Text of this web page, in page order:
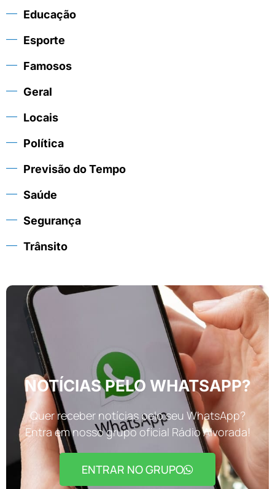
Educação
Esporte
Famosos
Geral
Locais
Política
Previsão do Tempo
Saúde
Segurança
Trânsito
NOTÍCIAS PELO WHATSAPP?
Quer receber notícias pelo seu WhatsApp?
Entra em nosso grupo oficial Rádio Alvorada!
ENTRAR NO GRUPO